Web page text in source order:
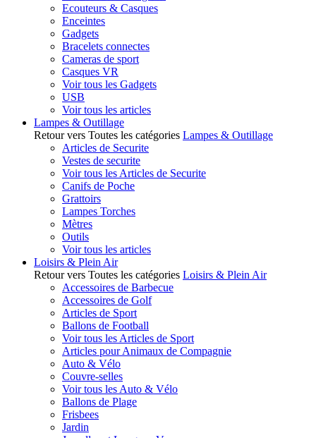
Ecouteurs & Casques
Enceintes
Gadgets
Bracelets connectes
Cameras de sport
Casques VR
Voir tous les Gadgets
USB
Voir tous les articles
Lampes & Outillage
Retour vers Toutes les catégories Lampes & Outillage
Articles de Securite
Vestes de securite
Voir tous les Articles de Securite
Canifs de Poche
Grattoirs
Lampes Torches
Mètres
Outils
Voir tous les articles
Loisirs & Plein Air
Retour vers Toutes les catégories Loisirs & Plein Air
Accessoires de Barbecue
Accessoires de Golf
Articles de Sport
Ballons de Football
Voir tous les Articles de Sport
Articles pour Animaux de Compagnie
Auto & Vélo
Couvre-selles
Voir tous les Auto & Vélo
Ballons de Plage
Frisbees
Jardin